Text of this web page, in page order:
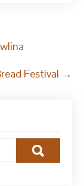
Festival →